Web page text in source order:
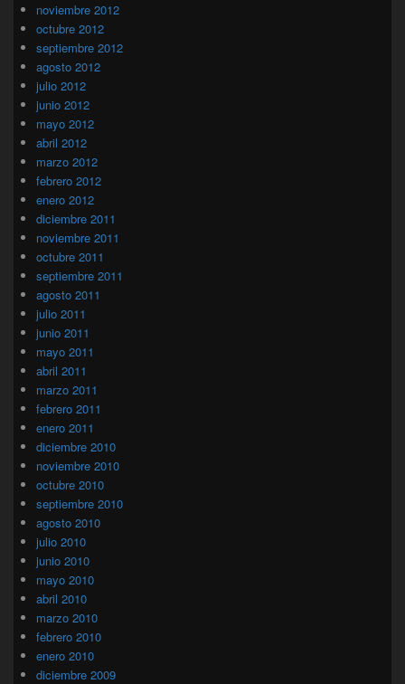
noviembre 2012
octubre 2012
septiembre 2012
agosto 2012
julio 2012
junio 2012
mayo 2012
abril 2012
marzo 2012
febrero 2012
enero 2012
diciembre 2011
noviembre 2011
octubre 2011
septiembre 2011
agosto 2011
julio 2011
junio 2011
mayo 2011
abril 2011
marzo 2011
febrero 2011
enero 2011
diciembre 2010
noviembre 2010
octubre 2010
septiembre 2010
agosto 2010
julio 2010
junio 2010
mayo 2010
abril 2010
marzo 2010
febrero 2010
enero 2010
diciembre 2009